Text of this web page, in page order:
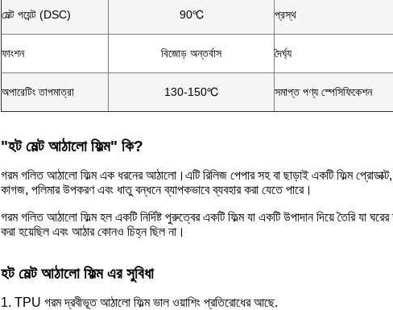
মেল্ট পয়েন্ট (DSC) 90℃ প্রস্থ
ফাংশন বিজোড় অন্তর্বাস দৈর্ঘ্য
অপারেটিং তাপমাত্রা 130-150℃ সমাপ্ত পণ্য স্পেসিফিকেশন
"হট মেল্ট আঠালো ফিল্ম" কি?
গরম গলিত আঠালো ফিল্ম এক ধরনের আঠালো।এটি রিলিজ পেপার সহ বা ছাড়াই একটি ফিল্ম
কাগজ, পলিমার উপকরণ এবং ধাতু বন্ধনে ব্যাপকভাবে ব্যবহার করা যেতে পারে।
গরম গলিত আঠালো ফিল্ম হল একটি নির্দিষ্ট পুরুত্বের একটি ফিল্ম যা একটি উপাদান দিয়ে তৈরি
করা হয়েছিল এবং আঠার কোনও চিহ্ন ছিল না।
হট মেল্ট আঠালো ফিল্ম এর সুবিধা
1. TPU গরম দ্রবীভূত আঠালো ফিল্ম ভাল ওয়াশিং প্রতিরোধের আছে.